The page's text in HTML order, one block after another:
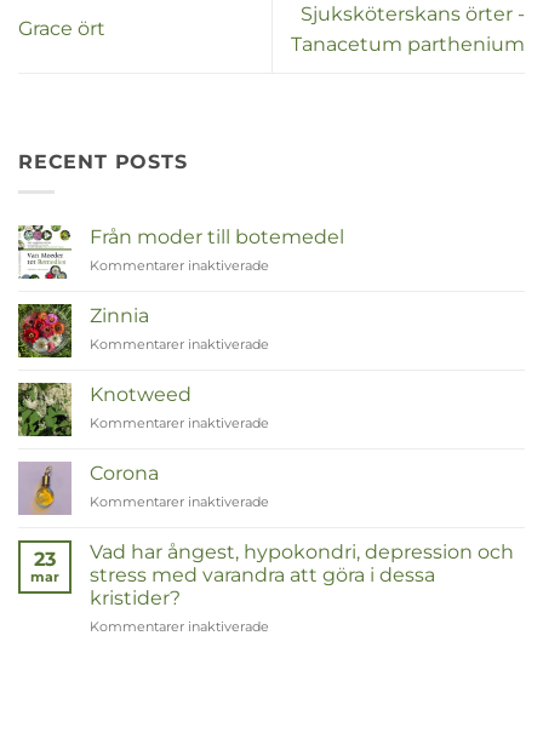
Grace ört
Sjuksköterskans örter -
Tanacetum parthenium
RECENT POSTS
Från moder till botemedel
Kommentarer inaktiverade
Zinnia
Kommentarer inaktiverade
Knotweed
Kommentarer inaktiverade
Corona
Kommentarer inaktiverade
23
mar
Vad har ångest, hypokondri, depression och
stress med varandra att göra i dessa
kristider?
Kommentarer inaktiverade